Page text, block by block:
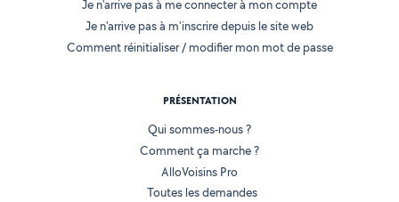
Je n'arrive pas à me connecter à mon compte
Je n'arrive pas à m'inscrire depuis le site web
Comment réinitialiser / modifier mon mot de passe
PRÉSENTATION
Qui sommes-nous ?
Comment ça marche ?
AlloVoisins Pro
Toutes les demandes